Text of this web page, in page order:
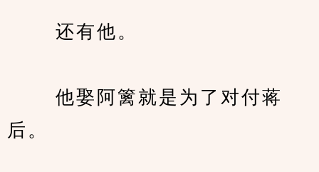
还有他。
他娶阿篱就是为了对付蒋
后。